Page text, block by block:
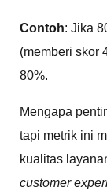
Contoh: Jika
(memberi skor
80%.
Mengapa
tapi metrik ini
kualitas
customer